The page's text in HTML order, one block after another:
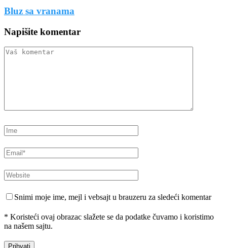
Bluz sa vranama
Napišite komentar
Snimi moje ime, mejl i vebsajt u brauzeru za sledeći komentar
* Koristeći ovaj obrazac slažete se da podatke čuvamo i koristimo
na našem sajtu.